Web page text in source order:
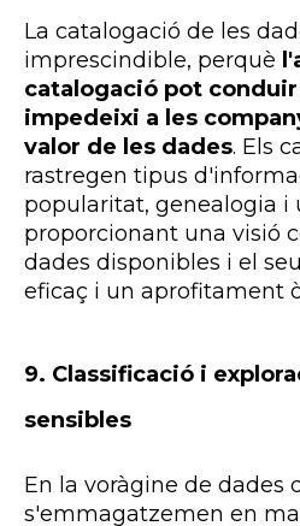
La catalogació de les
imprescindible, perquè
catalogació pot
impedeixi a les
valor de les dades. Els
rastregen tipus
popularitat, genealogia i
proporcionant una visió
dades disponibles i el
eficaç i un aprofitament
9. Classificació i
sensibles
En la voràgine de dades
s'emmagatzemen en